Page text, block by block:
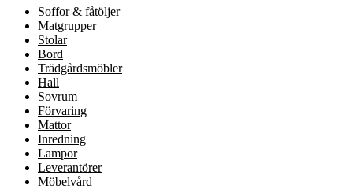
Soffor & fåtöljer
Matgrupper
Stolar
Bord
Trädgårdsmöbler
Hall
Sovrum
Förvaring
Mattor
Inredning
Lampor
Leverantörer
Möbelvård